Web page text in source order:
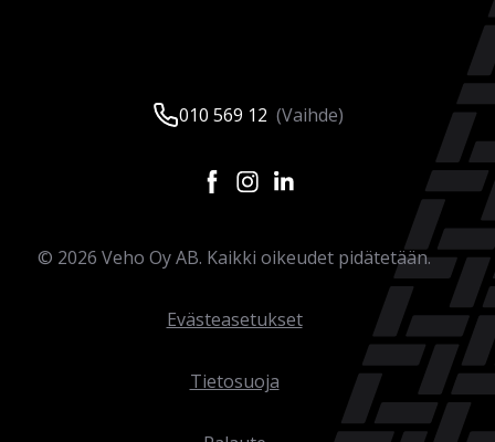
010 569 12 (Vaihde)
© 2026 Veho Oy AB. Kaikki oikeudet pidätetään.
Evästeasetukset
Tietosuoja